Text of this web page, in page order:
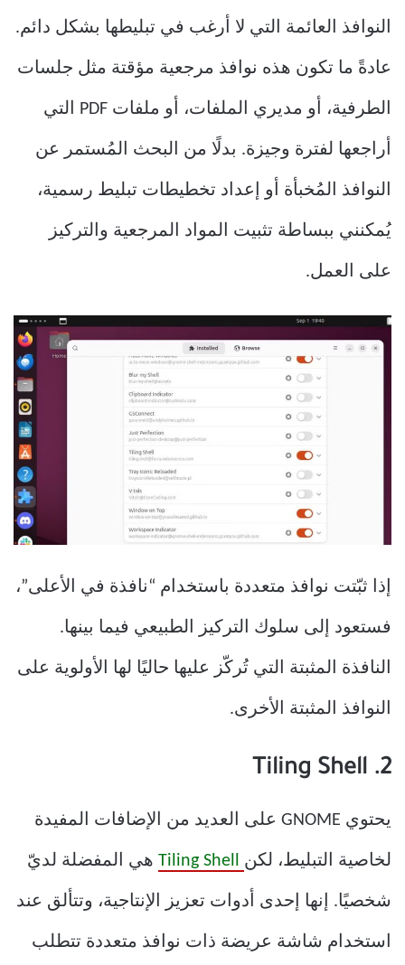
النوافذ العائمة التي لا أرغب في تبليطها بشكل دائم.
عادةً ما تكون هذه نوافذ مرجعية مؤقتة مثل جلسات
الطرفية، أو مديري الملفات، أو ملفات PDF التي
أراجعها لفترة وجيزة. بدلًا من البحث المُستمر عن
النوافذ المُخبأة أو إعداد تخطيطات تبليط رسمية،
يُمكنني ببساطة تثبيت المواد المرجعية والتركيز
على العمل.
إذا ثبّتت نوافذ متعددة باستخدام “نافذة في الأعلى”،
فستعود إلى سلوك التركيز الطبيعي فيما بينها.
النافذة المثبتة التي تُركّز عليها حاليًا لها الأولوية على
النوافذ المثبتة الأخرى.
2. Tiling Shell
يحتوي GNOME على العديد من الإضافات المفيدة
لخاصية التبليط، لكن هي المفضلة لديّ
شخصيًا. إنها إحدى أدوات تعزيز الإنتاجية، وتتألق عند
استخدام شاشة عريضة ذات نوافذ متعددة تتطلب